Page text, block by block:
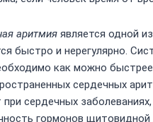
аритмия является одной
быстро и нерегулярно.
как можно быстрее
сердечных
при сердечных
гормонов